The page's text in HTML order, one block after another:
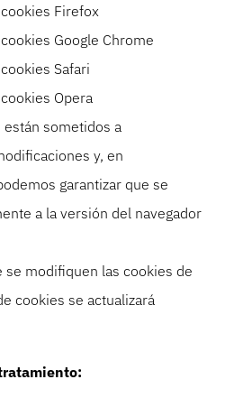
Firefox
Google Chrome
Safari
Opera
están sometidos a
y, en
garantizar que se
a la versión del navegador
se modifiquen las cookies de
cookies se actualizará